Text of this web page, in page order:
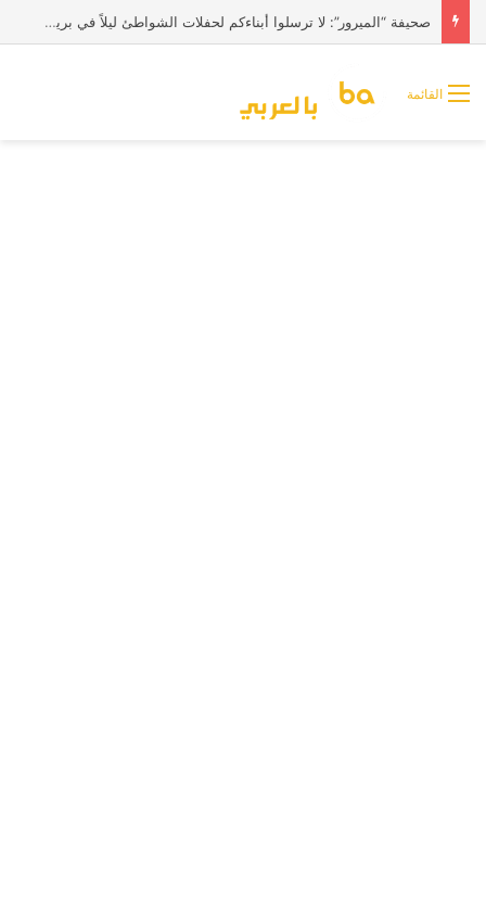
صحيفة “الميرور”: لا ترسلوا أبناءكم لحفلات الشواطئ ليلاً في بريطانيا
القائمة